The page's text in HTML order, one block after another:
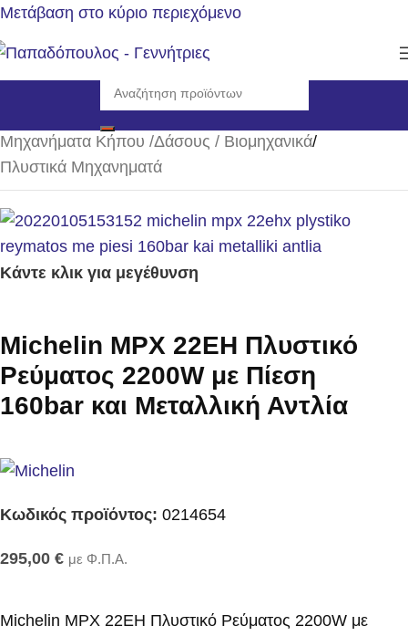
Μετάβαση στο κύριο περιεχόμενο
Αρχική σελίδα/
Μηχανήματα Κήπου /Δάσους / Βιομηχανικά/
Πλυστικά Μηχανηματά
Κάντε κλικ για μεγέθυνση
Michelin MPX 22EH Πλυστικό
Ρεύματος 2200W με Πίεση
160bar και Μεταλλική Αντλία
Κωδικός προϊόντος: 0214654
295,00 € με Φ.Π.Α.
Michelin MPX 22EH Πλυστικό Ρεύματος 2200W με